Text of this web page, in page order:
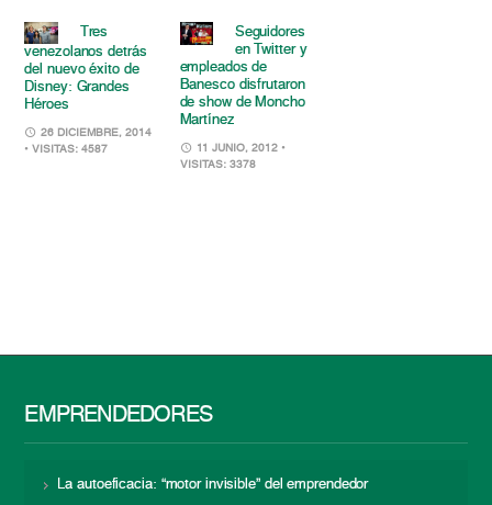
Tres
venezolanos detrás
del nuevo éxito de
Disney: Grandes
Héroes
26 DICIEMBRE, 2014
• VISITAS: 4587
Seguidores
en Twitter y
empleados de
Banesco disfrutaron
de show de Moncho
Martínez
11 JUNIO, 2012 •
VISITAS: 3378
EMPRENDEDORES
La autoeficacia: “motor invisible” del emprendedor